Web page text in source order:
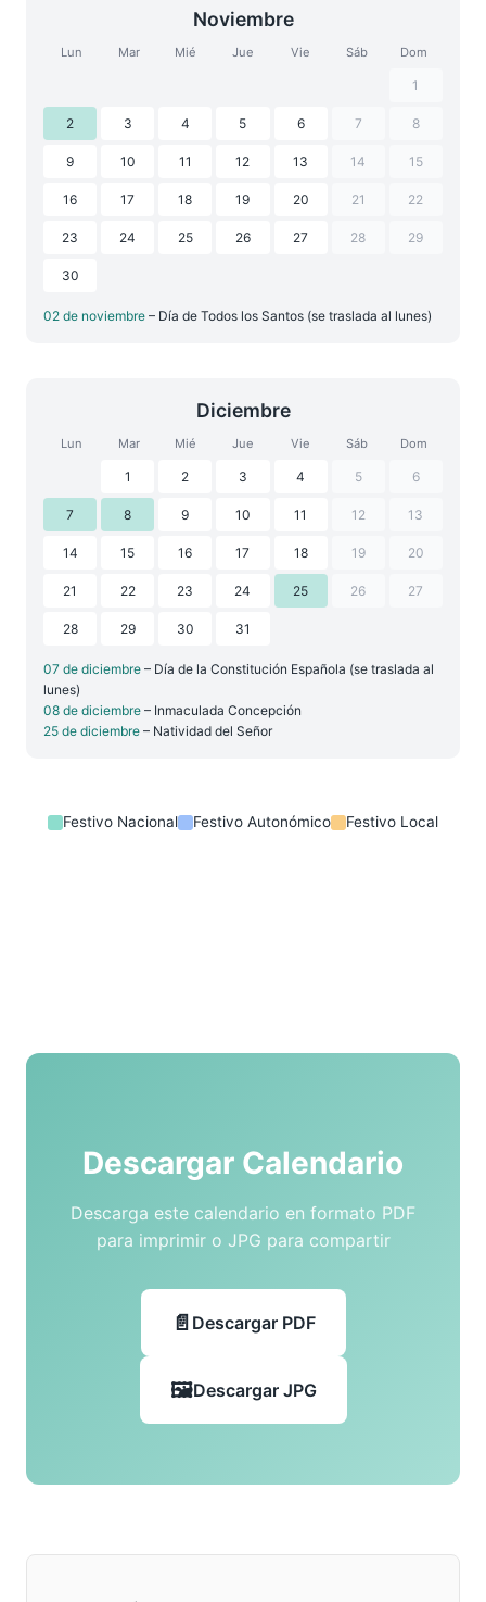
Noviembre
Lun Mar Mié Jue Vie Sáb Dom
1
2 3 4 5 6 7 8
9 10 11 12 13 14 15
16 17 18 19 20 21 22
23 24 25 26 27 28 29
30
02 de noviembre – Día de Todos los Santos (se traslada al lunes)
Diciembre
Lun Mar Mié Jue Vie Sáb Dom
1 2 3 4 5 6
7 8 9 10 11 12 13
14 15 16 17 18 19 20
21 22 23 24 25 26 27
28 29 30 31
07 de diciembre – Día de la Constitución Española (se traslada al
lunes)
08 de diciembre – Inmaculada Concepción
25 de diciembre – Natividad del Señor
Festivo Nacional Festivo Autonómico Festivo Local
Descargar Calendario
Descarga este calendario en formato PDF
para imprimir o JPG para compartir
Descargar PDF
Descargar JPG